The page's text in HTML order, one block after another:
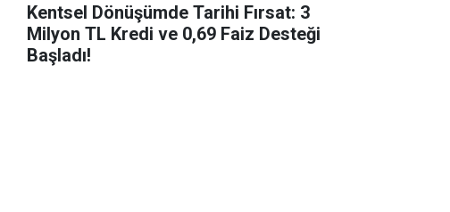
Kentsel Dönüşümde Tarihi Fırsat: 3
Milyon TL Kredi ve 0,69 Faiz Desteği
Başladı!